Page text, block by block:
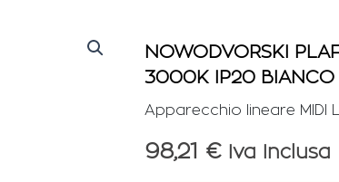
NOWODVORSKI
3000K IP20 BIANCO
Apparecchio lineare MIDI
98,21 € Iva Inclusa